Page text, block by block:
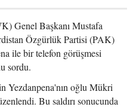
Genel Başkanı Mustafa
Özgürlük Partisi (PAK)
ile bir telefon görüşmesi
sordu.
Yezdanpena'nın oğlu Mükri
Bu saldırı sonucunda